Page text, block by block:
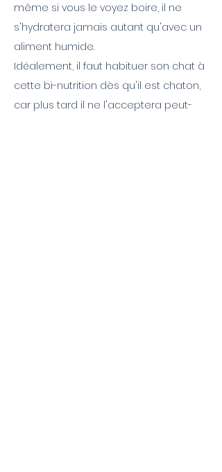
même si vous le voyez boire, il ne
s'hydratera jamais autant qu'avec un
aliment humide.
Idéalement, il faut habituer son chat à
cette bi-nutrition dès qu'il est chaton,
car plus tard il ne l'acceptera peut-